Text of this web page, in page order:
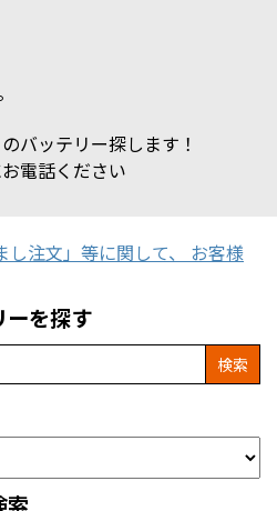
バッテリー探します！
電話ください
し注文」等に関して、 お客様
ーを探す
索